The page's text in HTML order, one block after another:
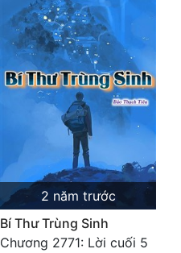
2 năm trước
Bí Thư Trùng Sinh
Chương 2771: Lời cuối 5